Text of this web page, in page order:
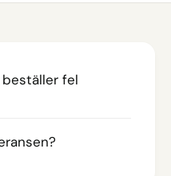
beställer fel